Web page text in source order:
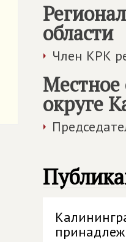
области
Член КРК
Местное
округе